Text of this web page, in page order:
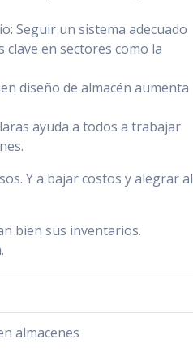
Seguir un sistema adecuado
en sectores como la
diseño de almacén aumenta
ayuda a todos a trabajar
Y a bajar costos y alegrar al
bien sus inventarios.
almacenes